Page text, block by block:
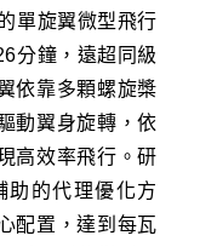
單旋翼微型飛行
分鐘，遠超同級
依靠多顆螺旋槳
動翼身旋轉，依
高效率飛行。研
助的代理優化方
配置，達到每瓦